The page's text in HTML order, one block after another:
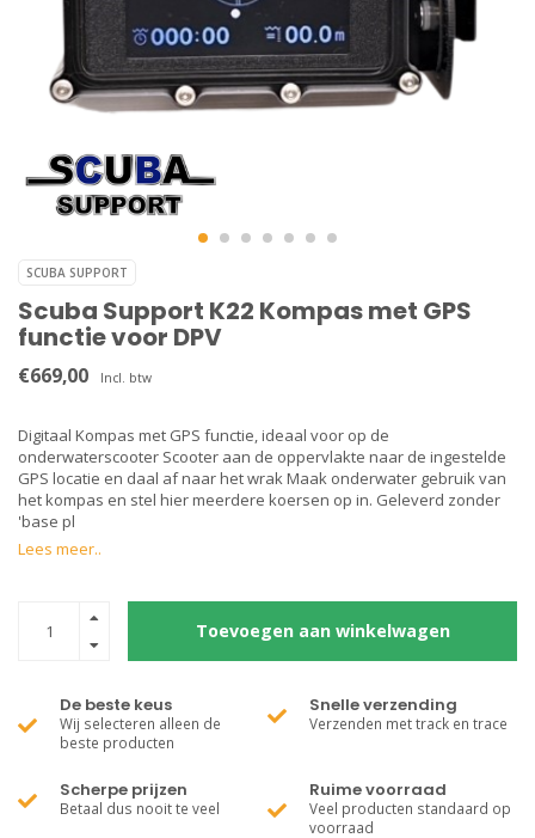
SCUBA SUPPORT
Scuba Support K22 Kompas met GPS
functie voor DPV
€669,00 Incl. btw
Digitaal Kompas met GPS functie, ideaal voor op de
onderwaterscooter Scooter aan de oppervlakte naar de ingestelde
GPS locatie en daal af naar het wrak Maak onderwater gebruik van
het kompas en stel hier meerdere koersen op in. Geleverd zonder
'base pl
Lees meer..
Toevoegen aan winkelwagen
De beste keus
Wij selecteren alleen de
beste producten
Snelle verzending
Verzenden met track en trace
Scherpe prijzen
Betaal dus nooit te veel
Ruime voorraad
Veel producten standaard op
voorraad